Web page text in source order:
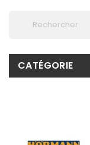
CATÉGORIE